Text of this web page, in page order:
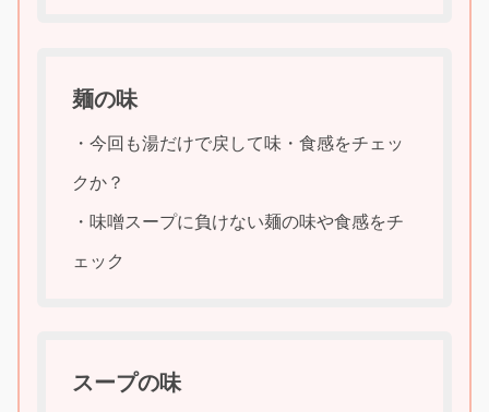
麺の味
・今回も湯だけで戻して味・食感をチェッ
クか？
・味噌スープに負けない麺の味や食感をチ
ェック
スープの味